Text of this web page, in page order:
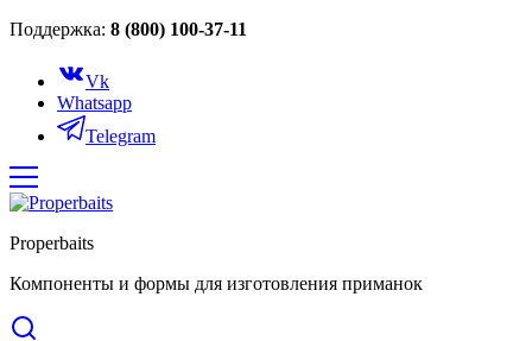
Поддержка: 8 (800) 100-37-11
Vk
Whatsapp
Telegram
Properbaits
Компоненты и формы для изготовления приманок